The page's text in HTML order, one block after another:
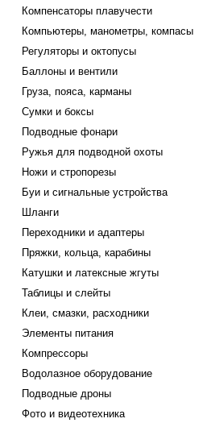
Компенсаторы плавучести
Компьютеры, манометры, компасы
Регуляторы и октопусы
Баллоны и вентили
Груза, пояса, карманы
Сумки и боксы
Подводные фонари
Ружья для подводной охоты
Ножи и стропорезы
Буи и сигнальные устройства
Шланги
Переходники и адаптеры
Пряжки, кольца, карабины
Катушки и латексные жгуты
Таблицы и слейты
Клеи, смазки, расходники
Элементы питания
Компрессоры
Водолазное оборудование
Подводные дроны
Фото и видеотехника